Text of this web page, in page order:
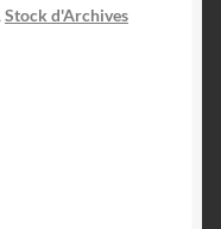
Stock d'Archives